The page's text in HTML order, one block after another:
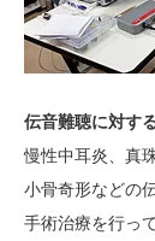
伝音難聴に対す
慢性中耳炎、真
小骨奇形などの
手術治療を行っ